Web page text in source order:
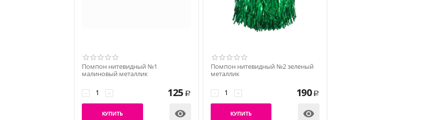
Помпон нитевидный №1
малиновый металлик
+
− 125 Р
КУПИТЬ 
Помпон нитевидный №2 зеленый
металлик
+
− 190 Р
КУПИТЬ 